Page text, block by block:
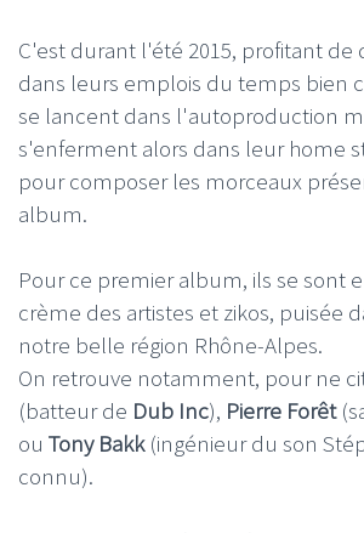
C'est durant l'été 2015, profitant
dans leurs emplois du temps bien
se lancent dans l'autoproduction
s'enferment alors dans leur home
pour composer les morceaux
album.
Pour ce premier album, ils se sont
crème des artistes et zikos, puisée
notre belle région Rhône-Alpes.
On retrouve notamment, pour ne
(batteur de Dub Inc), Pierre Forêt
ou Tony Bakk(ingénieur du son
connu).